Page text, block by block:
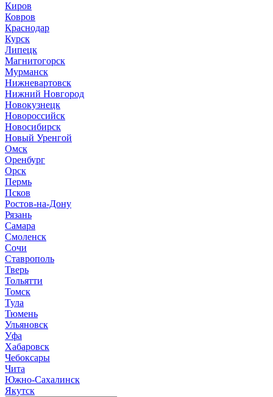
Киров
Ковров
Краснодар
Курск
Липецк
Магнитогорск
Мурманск
Нижневартовск
Нижний Новгород
Новокузнецк
Новороссийск
Новосибирск
Новый Уренгой
Омск
Оренбург
Орск
Пермь
Псков
Ростов-на-Дону
Рязань
Самара
Смоленск
Сочи
Ставрополь
Тверь
Тольятти
Томск
Тула
Тюмень
Ульяновск
Уфа
Хабаровск
Чебоксары
Чита
Южно-Сахалинск
Якутск